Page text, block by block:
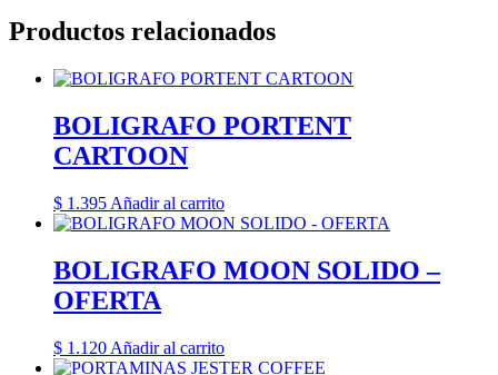
Productos relacionados
BOLIGRAFO PORTENT
CARTOON
$ 1.395 Añadir al carrito
BOLIGRAFO MOON SOLIDO –
OFERTA
$ 1.120 Añadir al carrito